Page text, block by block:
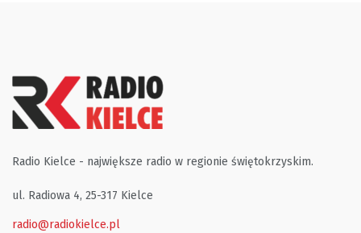
Radio Kielce - największe radio w regionie świętokrzyskim.
ul. Radiowa 4, 25-317 Kielce
radio@radiokielce.pl